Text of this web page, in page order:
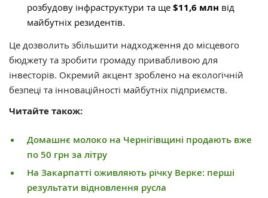
розбудову інфраструктури та ще $11,6 млн від
майбутніх резидентів.
Це дозволить збільшити надходження до місцевого
бюджету та зробити громаду привабливою для
інвесторів. Окремий акцент зроблено на екологічній
безпеці та інноваційності майбутніх підприємств.
Читайте також:
Домашнє молоко на Чернігівщині продають вже
по 50 грн за літру
На Закарпатті оживляють річку Верке: перші
результати відновлення русла